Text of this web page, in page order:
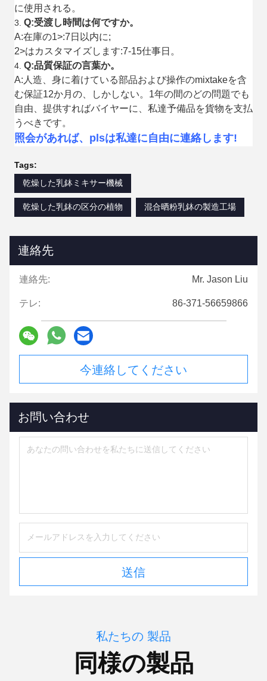
に使用される。
3. Q:受渡し時間は何ですか。
A:在庫の1>:7日以内に;
2>はカスタマイズします:7-15仕事日。
4. Q:品質保証の言葉か。
A:人造、身に着けている部品および操作のmixtakeを含
む保証12か月の、しかしない。1年の間のどの問題でも
自由、提供すればバイヤーに、私達予備品を貨物を支払
うべきです。
照会があれば、plsは私達に自由に連絡します!
Tags:
乾燥した乳鉢ミキサー機械
乾燥した乳鉢の区分の植物 混合晒粉乳鉢の製造工場
連絡先
連絡先: Mr. Jason Liu
テレ: 86-371-56659866
今連絡してください
お問い合わせ
送信
私たちの 製品
同様の製品